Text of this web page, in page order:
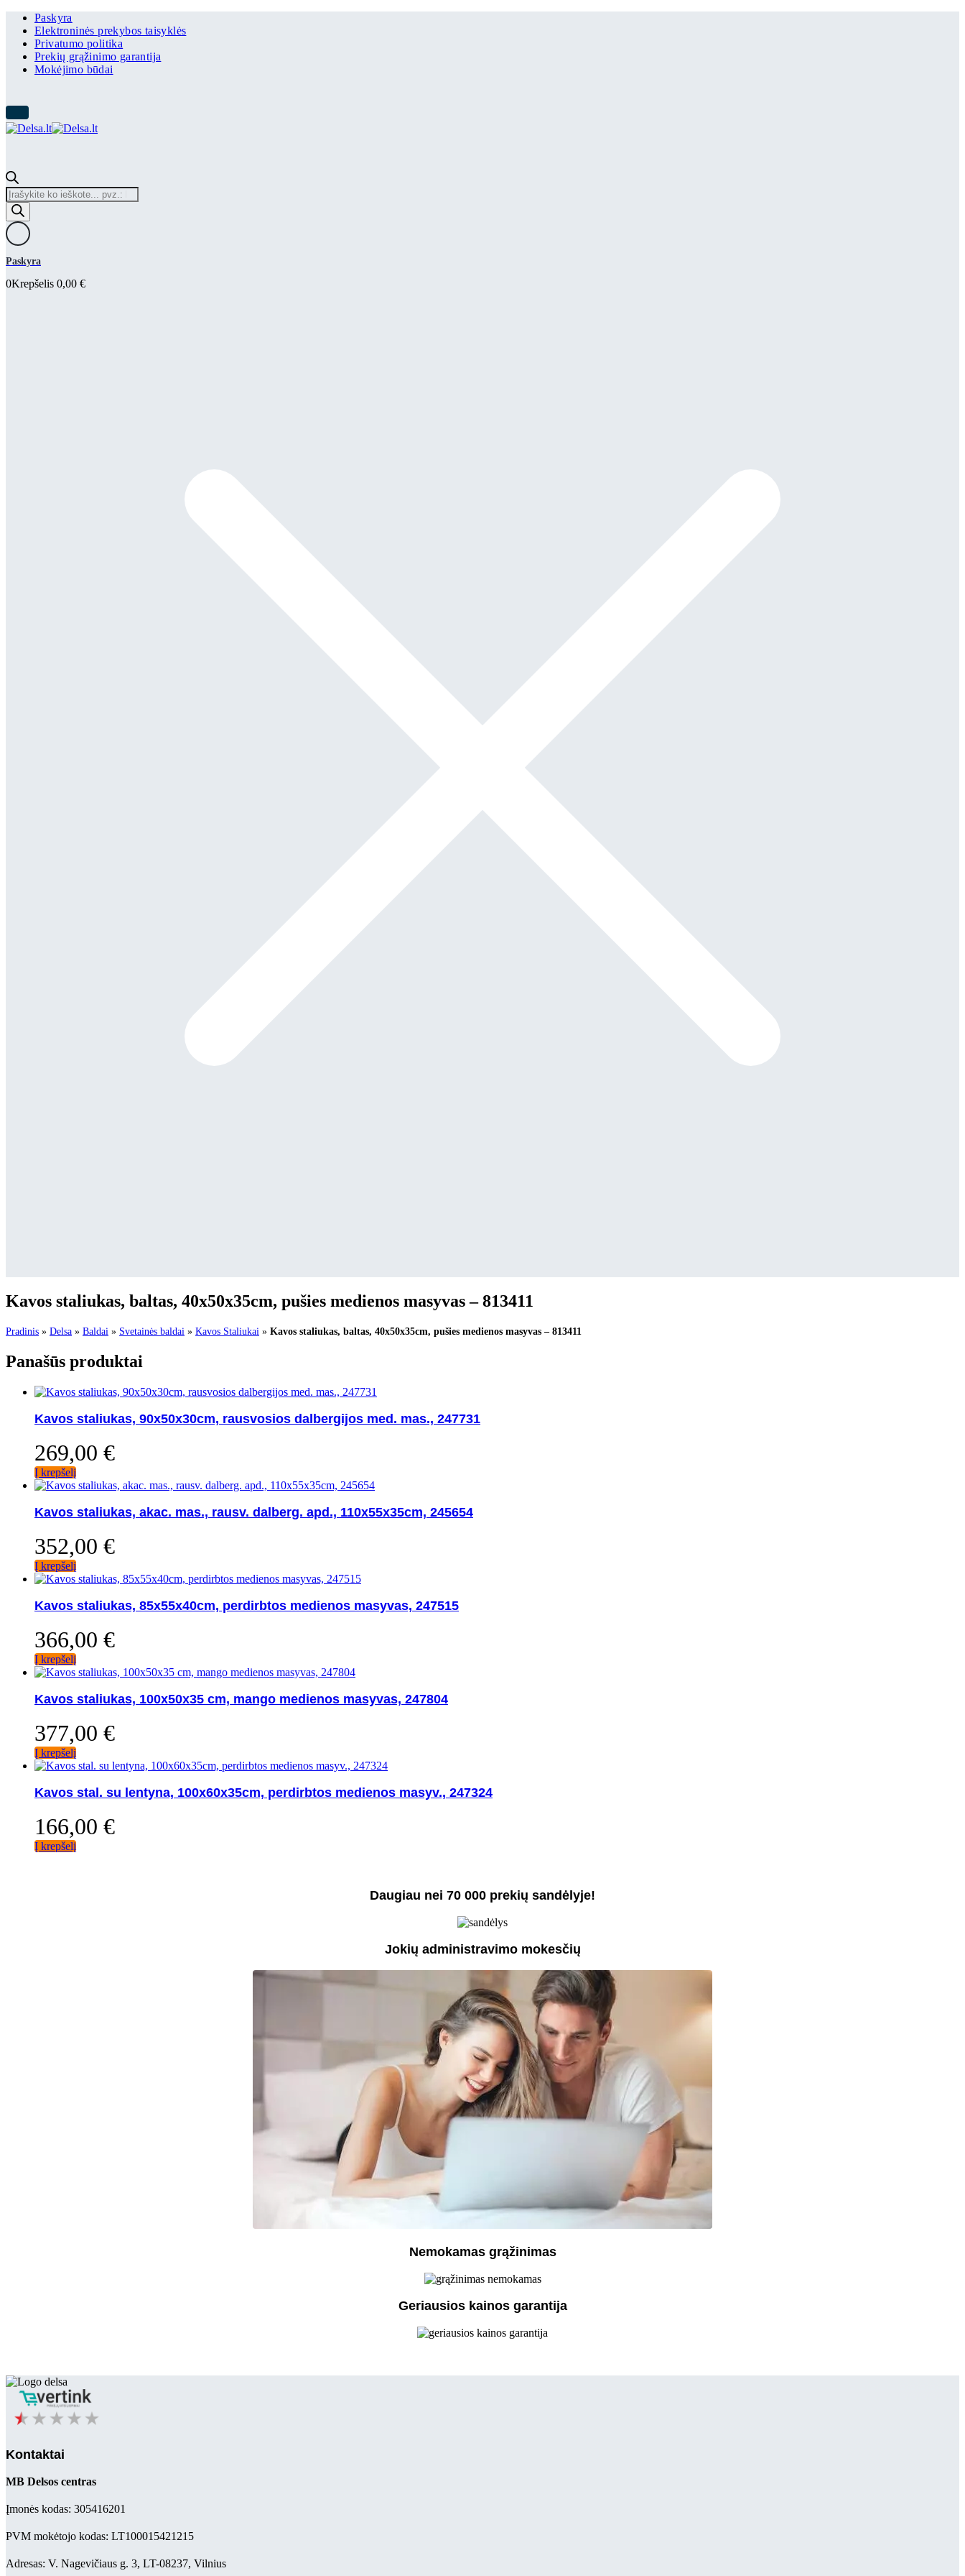
Paskyra
Elektroninės prekybos taisyklės
Privatumo politika
Prekių grąžinimo garantija
Mokėjimo būdai
Products
search
Paskyra
0Krepšelis 0,00 €
Kavos staliukas, baltas, 40x50x35cm, pušies medienos masyvas – 813411
Pradinis » Delsa » Baldai » Svetainės baldai » Kavos Staliukai » Kavos staliukas, baltas, 40x50x35cm, pušies medienos masyvas – 813411
Panašūs produktai
Kavos staliukas, 90x50x30cm, rausvosios dalbergijos med. mas., 247731
269,00 €
Į krepšelį
Kavos staliukas, akac. mas., rausv. dalberg. apd., 110x55x35cm, 245654
352,00 €
Į krepšelį
Kavos staliukas, 85x55x40cm, perdirbtos medienos masyvas, 247515
366,00 €
Į krepšelį
Kavos staliukas, 100x50x35 cm, mango medienos masyvas, 247804
377,00 €
Į krepšelį
Kavos stal. su lentyna, 100x60x35cm, perdirbtos medienos masyv., 247324
166,00 €
Į krepšelį
Daugiau nei 70 000 prekių sandėlyje!
Jokių administravimo mokesčių
Nemokamas grąžinimas
Geriausios kainos garantija
Kontaktai
MB Delsos centras
Įmonės kodas: 305416201
PVM mokėtojo kodas: LT100015421215
Adresas: V. Nagevičiaus g. 3, LT-08237, Vilnius